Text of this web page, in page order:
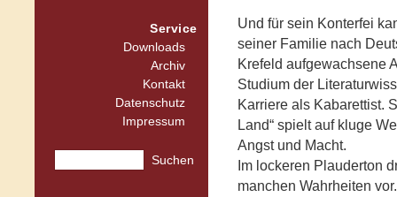
Service
Downloads
Archiv
Kontakt
Datenschutz
Impressum
Suchen
Und für sein Konterfei
seiner Familie nach
Krefeld aufgewachsene
Studium der
Karriere als Kabarettist.
Land“ spielt auf kluge
Angst und Macht.
Im lockeren Plauderton
manchen Wahrheiten